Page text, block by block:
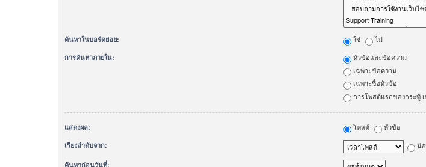
ค้นหาในบอร์ดย่อย: ใช่ ไม่
การค้นหาภายใน:
หัวข้อและข้อความ
เฉพาะข้อความ
เฉพาะชื่อหัวข้อ
การโพสต์แรกของกระทู้
แสดงผล: โพสต์ หัวข้อ
เรียงลำดับจาก: น้
ค้นหาก่อนวันที่: